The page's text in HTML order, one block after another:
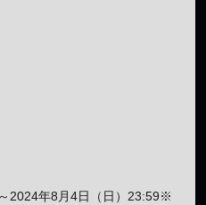
2024年8月4日（日）23:59※